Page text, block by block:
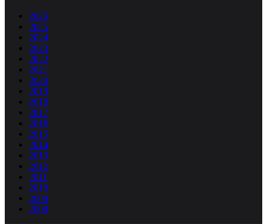
2026
2025
2024
2023
2022
2021
2020
2019
2018
2017
2016
2015
2014
2013
2012
2011
2010
2009
2008